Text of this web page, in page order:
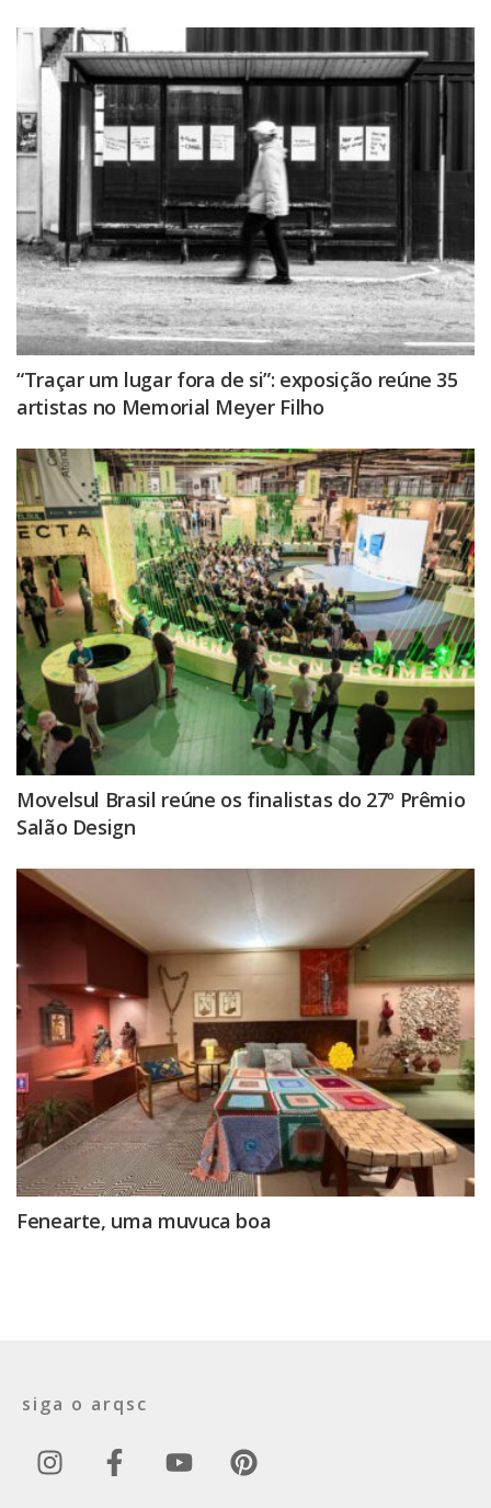
“Traçar um lugar fora de si”: exposição reúne 35
artistas no Memorial Meyer Filho
Movelsul Brasil reúne os finalistas do 27º Prêmio
Salão Design
Fenearte, uma muvuca boa
siga o arqsc